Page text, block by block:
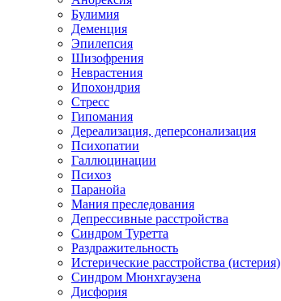
Булимия
Деменция
Эпилепсия
Шизофрения
Неврастения
Ипохондрия
Стресс
Гипомания
Дереализация, деперсонализация
Психопатии
Галлюцинации
Психоз
Паранойа
Мания преследования
Депрессивные расстройства
Синдром Туретта
Раздражительность
Истерические расстройства (истерия)
Синдром Мюнхгаузена
Дисфория